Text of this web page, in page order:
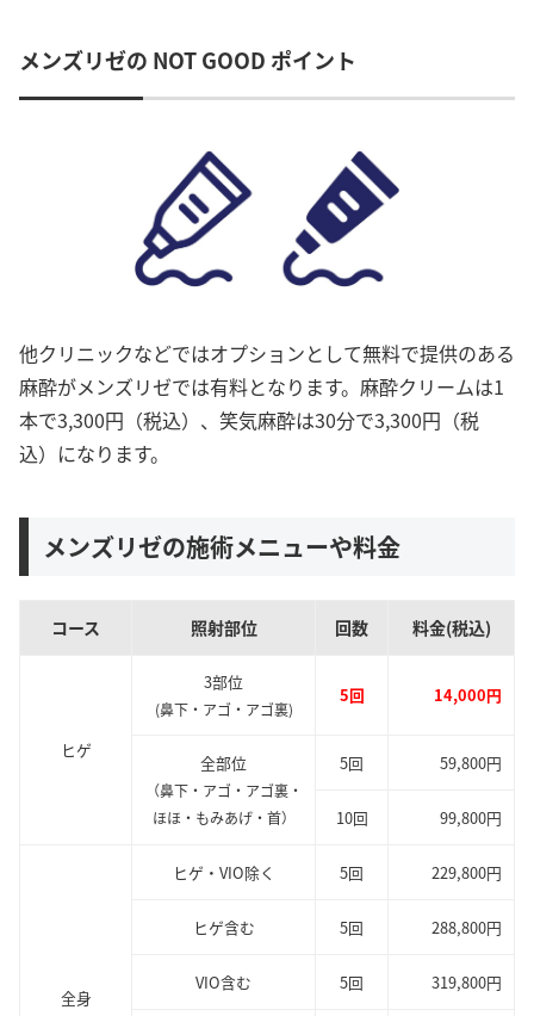
メンズリゼの NOT GOOD ポイント
他クリニックなどではオプションとして無料で提供のある
麻酔がメンズリゼでは有料となります。麻酔クリームは1
本で3,300円（税込）、笑気麻酔は30分で3,300円（税
込）になります。
メンズリゼの施術メニューや料金
コース 照射部位 回数 料金(税込)
ヒゲ
3部位
(鼻下・アゴ・アゴ裏)
5回 14,000円
全部位
（鼻下・アゴ・アゴ裏・
ほほ・もみあげ・首）
5回 59,800円
10回 99,800円
全身
ヒゲ・VIO除く 5回 229,800円
ヒゲ含む 5回 288,800円
VIO含む 5回 319,800円